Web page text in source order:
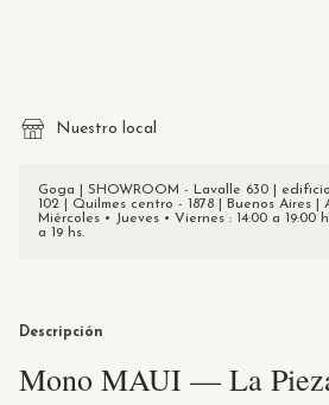
Nuestro local
Goga | SHOWROOM - Lavalle 630 |
102 | Quilmes centro - 1878 | Buenos Aires |
Miércoles • Jueves • Viernes : 14:00 a 19:00
a 19 hs.
Descripción
Mono MAUI — La